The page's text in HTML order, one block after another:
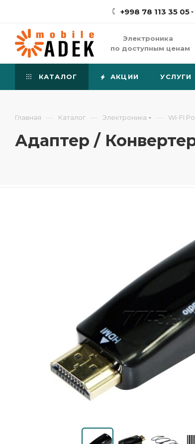
+998 78 113 35 05
Электроника
по доступным ценам
КАТАЛОГ АКЦИИ УСЛУГИ
Главная — Каталог — Электроника — WI-FI
Адаптер /